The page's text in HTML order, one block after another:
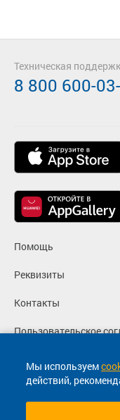
Мы используем
действий,
Помощь
Реквизиты
Контакты
Пользовательское
Политика
Согласие на
Техническая
8 800 600-